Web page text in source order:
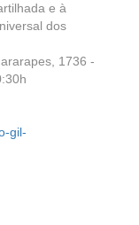
e à
dos
1736 -
gil-